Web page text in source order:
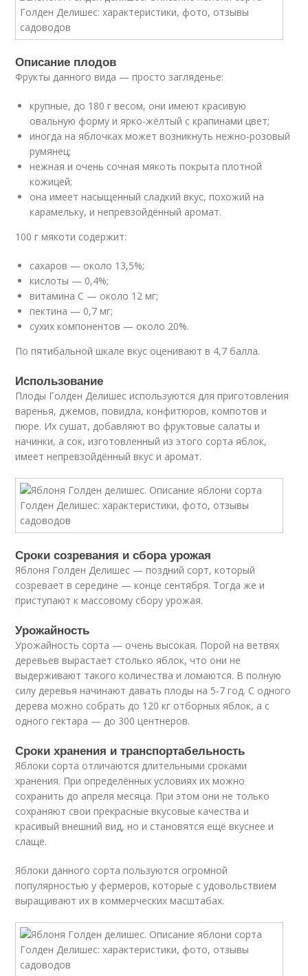
Описание плодов
Фрукты данного вида — просто загляденье:
крупные, до 180 г весом, они имеют красивую
овальную форму и ярко-жёлтый с крапинами цвет;
иногда на яблочках может возникнуть нежно-розовый
румянец;
нежная и очень сочная мякоть покрыта плотной
кожицей;
она имеет насыщенный сладкий вкус, похожий на
карамельку, и непревзойдённый аромат.
100 г мякоти содержит:
сахаров — около 13,5%;
кислоты — 0,4%;
витамина С — около 12 мг;
пектина — 0,7 мг;
сухих компонентов — около 20%.
По пятибальной шкале вкус оценивают в 4,7 балла.
Использование
Плоды Голден Делишес используются для приготовления
варенья, джемов, повидла, конфитюров, компотов и
пюре. Их сушат, добавляют во фруктовые салаты и
начинки, а сок, изготовленный из этого сорта яблок,
имеет непревзойдённый вкус и аромат.
Сроки созревания и сбора урожая
Яблоня Голден Делишес — поздний сорт, который
созревает в середине — конце сентября. Тогда же и
приступают к массовому сбору урожая.
Урожайность
Урожайность сорта — очень высокая. Порой на ветвях
деревьев вырастает столько яблок, что они не
выдерживают такого количества и ломаются. В полную
силу деревья начинают давать плоды на 5-7 год. С одного
дерева можно собрать до 120 кг отборных яблок, а с
одного гектара — до 300 центнеров.
Сроки хранения и транспортабельность
Яблоки сорта отличаются длительными сроками
хранения. При определённых условиях их можно
сохранить до апреля месяца. При этом они не только
сохраняют свои прекрасные вкусовые качества и
красивый внешний вид, но и становятся ещё вкуснее и
слаще.
Яблоки данного сорта пользуются огромной
популярностью у фермеров, которые с удовольствием
выращивают их в коммерческих масштабах.